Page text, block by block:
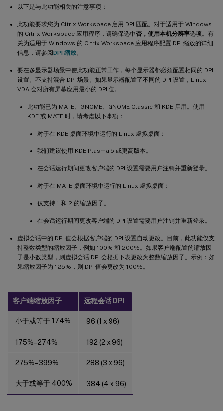
以下是与此功能相关的注意事项：
此功能要求您为 Citrix Workspace 启用 DPI 匹配。对于适用于 Windows
的 Citrix Workspace 应用程序，请确保选中否，使用本机分辨率选项。有
关为适用于 Windows 的 Citrix Workspace 应用程序配置 DPI 缩放的详细
信息，请参阅DPI 缩放。
要在多显示器场景中使此功能正常工作，每个显示器都必须配置相同的 DPI
设置。不支持混合 DPI 场景。如果显示器配置了不同的 DPI 设置，Linux
VDA 会对所有屏幕应用最小的 DPI 值。
此功能已为 MATE、GNOME、GNOME Classic 和 KDE 启用。使用
KDE 或 MATE 时，请考虑以下事项：
对于在 KDE 桌面环境中运行的 Linux 虚拟桌面：
我们建议使用 KDE Plasma 5 或更高版本。
在会话运行期间更改客户端的 DPI 设置需要用户注销并重新登录。
对于在 MATE 桌面环境中运行的 Linux 虚拟桌面：
仅支持 1 和 2 的缩放因子。
在会话运行期间更改客户端的 DPI 设置需要用户注销并重新登录。
虚拟会话中的 DPI 值会根据客户端的 DPI 设置自动更改。目前，此功能仅支
持整数类型的缩放因子，例如 100% 和 200%。如果客户端配置的缩放因
子是小数类型，则虚拟会话 DPI 会根据下表更改为整数缩放因子。示例：如
果缩放因子为 125%，则 DPI 值会更改为 100%。
客户端缩放因子 远程会话 DPI
小于或等于 174% 96 (1 x 96)
175%–274% 192 (2 x 96)
275%–399% 288 (3 x 96)
大于或等于 400% 384 (4 x 96)